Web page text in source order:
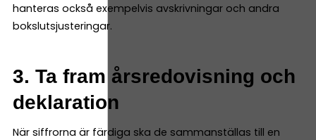
hanteras också exempelvis avskrivningar och andra
bokslutsjusteringar.
3. Ta fram årsredovisning och
deklaration
När siffrorna är färdiga ska de sammanställas till en